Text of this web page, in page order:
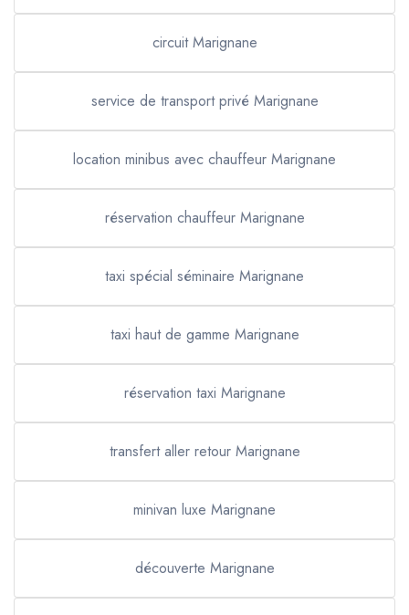
circuit Marignane
service de transport privé Marignane
location minibus avec chauffeur Marignane
réservation chauffeur Marignane
taxi spécial séminaire Marignane
taxi haut de gamme Marignane
réservation taxi Marignane
transfert aller retour Marignane
minivan luxe Marignane
découverte Marignane